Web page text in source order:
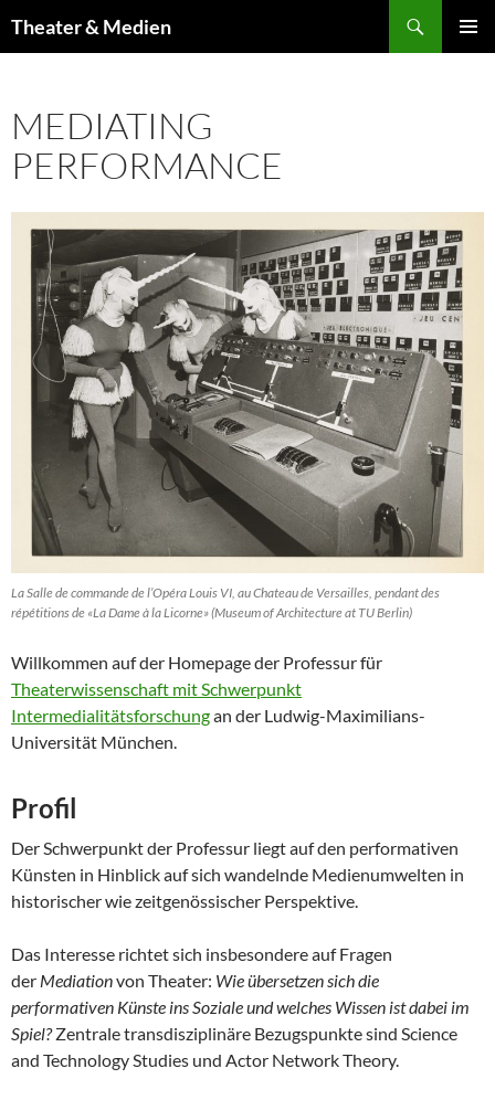
Inhalt
Theater & Medien
MEDIATING
PERFORMANCE
La Salle de commande de l’Opéra Louis VI, au Chateau de Versailles, pendant des
répétitions de «La Dame à la Licorne» (Museum of Architecture at TU Berlin)
Willkommen auf der Homepage der Professur für
Theaterwissenschaft mit Schwerpunkt
Intermedialitätsforschungan der Ludwig-Maximilians-
Universität München.
Profil
Der Schwerpunkt der Professur liegt auf den performativen
Künsten in Hinblick auf sich wandelnde Medienumwelten in
historischer wie zeitgenössischer Perspektive.
Das Interesse richtet sich insbesondere auf Fragen
der Mediationvon Theater: Wie übersetzen sich die
performativen Künste ins Soziale und welches Wissen ist dabei im
Spiel?Zentrale transdisziplinäre Bezugspunkte sind Science
and Technology Studies und Actor Network Theory.